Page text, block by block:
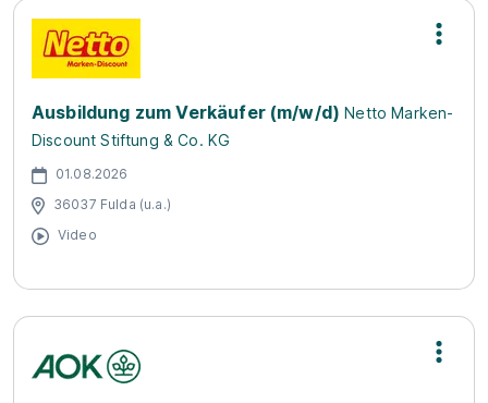
Ausbildung zum Verkäufer (m/w/d) Netto Marken-
Discount Stiftung & Co. KG
01.08.2026
36037 Fulda (u.a.)
Video